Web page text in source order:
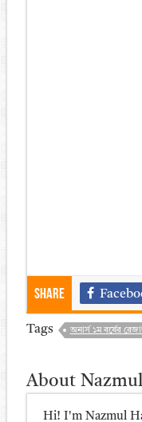
Share
Tags অনার্স ১ম বর্ষের
About
Hi! I'm Nazmul Hasan. From Koyra, Khulna. I'm Student of Under National University of